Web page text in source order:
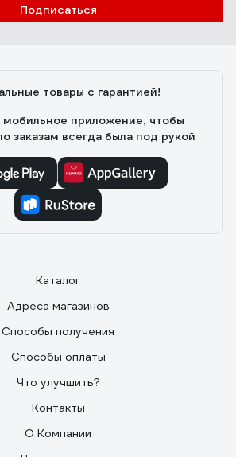
Подписаться
товары с гарантией!
мобильное приложение, чтобы
заказам всегда была под рукой
Каталог
Адреса магазинов
Способы получения
Способы оплаты
Что улучшить?
Контакты
О Компании